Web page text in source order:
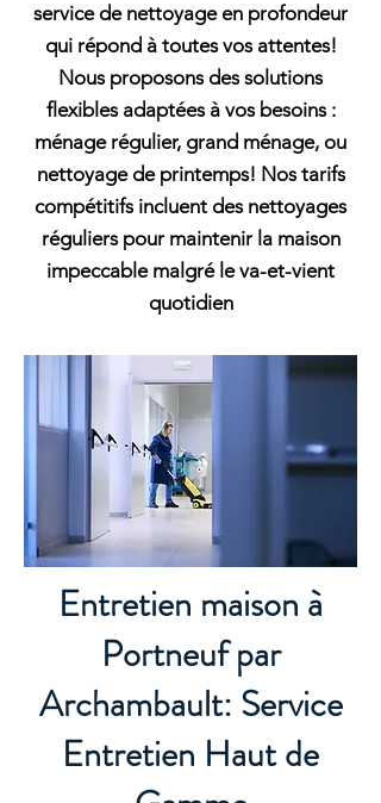
service de nettoyage en profondeur
qui répond à toutes vos attentes!
Nous proposons des solutions
flexibles adaptées à vos besoins :
ménage régulier, grand ménage, ou
nettoyage de printemps! Nos tarifs
compétitifs incluent des nettoyages
réguliers pour maintenir la maison
impeccable malgré le va-et-vient
quotidien
Entretien maison à
Portneuf par
Archambault: Service
Entretien Haut de